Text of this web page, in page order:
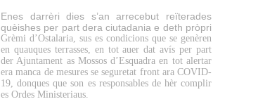
Enes darrèri dies s’an arrecebut reïterades
quèishes per part dera ciutadania e deth pròpri
Grèmi d’Ostalaria, sus es condicions que se genèren
en quauques terrasses, en tot auer dat avís per part
der Ajuntament as Mossos d’ Esquadra en tot alertar
era manca de mesures se seguretat front ara COVID-
19, donques que son es responsables de hèr complir
es Ordes Ministeriaus.